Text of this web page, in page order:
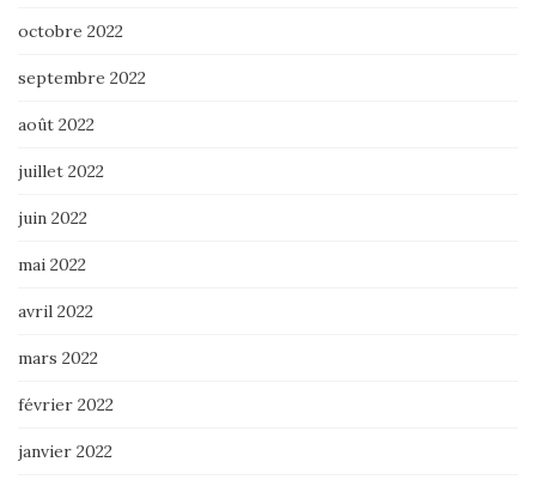
octobre 2022
septembre 2022
août 2022
juillet 2022
juin 2022
mai 2022
avril 2022
mars 2022
février 2022
janvier 2022